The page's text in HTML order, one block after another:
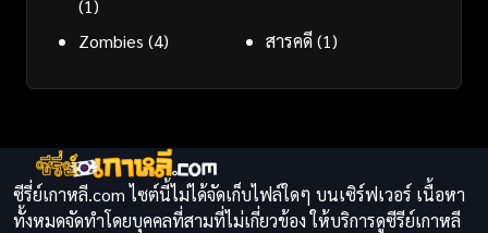
(1)
Zombies (4) สารคดี(1)
ซีรี่ย์เกาหลี.com ไซต์นี้ไม่ได้จัดเก็บไฟล์ใดๆ บนเซิร์ฟเวอร์ เนื้อหา
ทั้งหมดจัดทำโดยบุคคลที่สามที่ไม่เกี่ยวข้อง ให้บริการดูซีรีย์เกาหลี